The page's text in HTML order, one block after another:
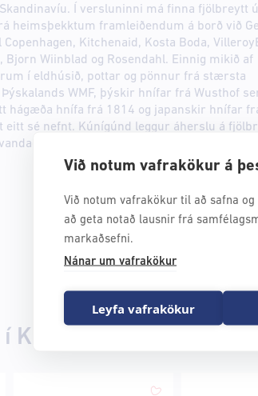
Við notum vafrakökur á
Við notum vafrakökur til að safna
að geta notað lausnir frá
markaðsefni.
Nánar um vafrakökur
Leyfa vafrakökur
Í versluninni má finna fjölbreytt
heimsþekktum framleiðendum á borð við
Copenhagen, Kitchenaid, Kosta Boda,
Bjorn Wiinblad og Rosendahl. Einnig mikið af
í eldhúsið, pottar og pönnur frá stærsta
WMF, þýskir hnífar frá Wusthof
hágæða hnífa frá 1814 og japanskir hnífar
eitt sé nefnt. Kúnígúnd leggur áherslu á
þjónustu.